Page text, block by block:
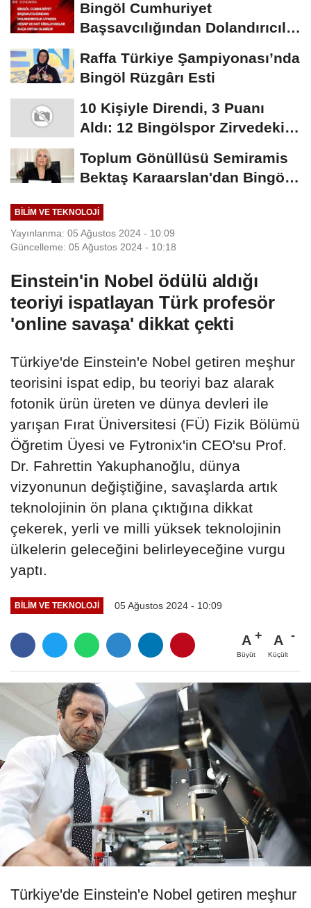
Bingöl Cumhuriyet
Başsavcılığından Dolandırıcılık
Raffa Türkiye Şampiyonası’nda
Bingöl Rüzgârı Esti
10 Kişiyle Direndi, 3 Puanı
Aldı: 12 Bingölspor Zirvedeki
Toplum Gönüllüsü Semiramis
Bektaş Karaarslan'dan Bingöl
BILIM VE TEKNOLOJI
Yayınlanma: 05 Ağustos 2024 - 10:09
Güncelleme: 05 Ağustos 2024 - 10:18
Einstein'in Nobel ödülü aldığı
teoriyi ispatlayan Türk profesör
'online savaşa' dikkat çekti
Türkiye'de Einstein'e Nobel getiren meşhur
teorisini ispat edip, bu teoriyi baz alarak
fotonik ürün üreten ve dünya devleri ile
yarışan Fırat Üniversitesi (FÜ) Fizik Bölümü
Öğretim Üyesi ve Fytronix'in CEO'su Prof.
Dr. Fahrettin Yakuphanoğlu, dünya
vizyonunun değiştiğine, savaşlarda artık
teknolojinin ön plana çıktığına dikkat
çekerek, yerli ve milli yüksek teknolojinin
ülkelerin geleceğini belirleyeceğine vurgu
yaptı.
BILIM VE TEKNOLOJI 05 Ağustos 2024 - 10:09
A
Büyüt
A
Küçült
Türkiye'de Einstein'e Nobel getiren meşhur